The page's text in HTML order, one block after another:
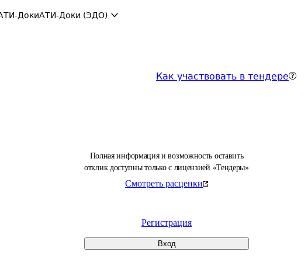
ДокиАТИ-Доки (ЭДО)
Как участвовать в тендере
Полная информация и возможность оставить
отклик доступны только с лицензией «Тендеры»
Смотреть расценки
Регистрация
Вход